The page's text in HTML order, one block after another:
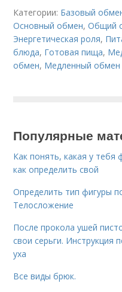
Категории: Базовый
Основный обмен,Общий
Энергетическая роля,
блюда, Готовая пища,
обмен, Медленный обмен
Популярные
Как понять, какая у тебя
как определить свой
Определить тип фигуры
Телосложение
После прокола ушей
свои серьги. Инструкция
уха
Все виды брюк.